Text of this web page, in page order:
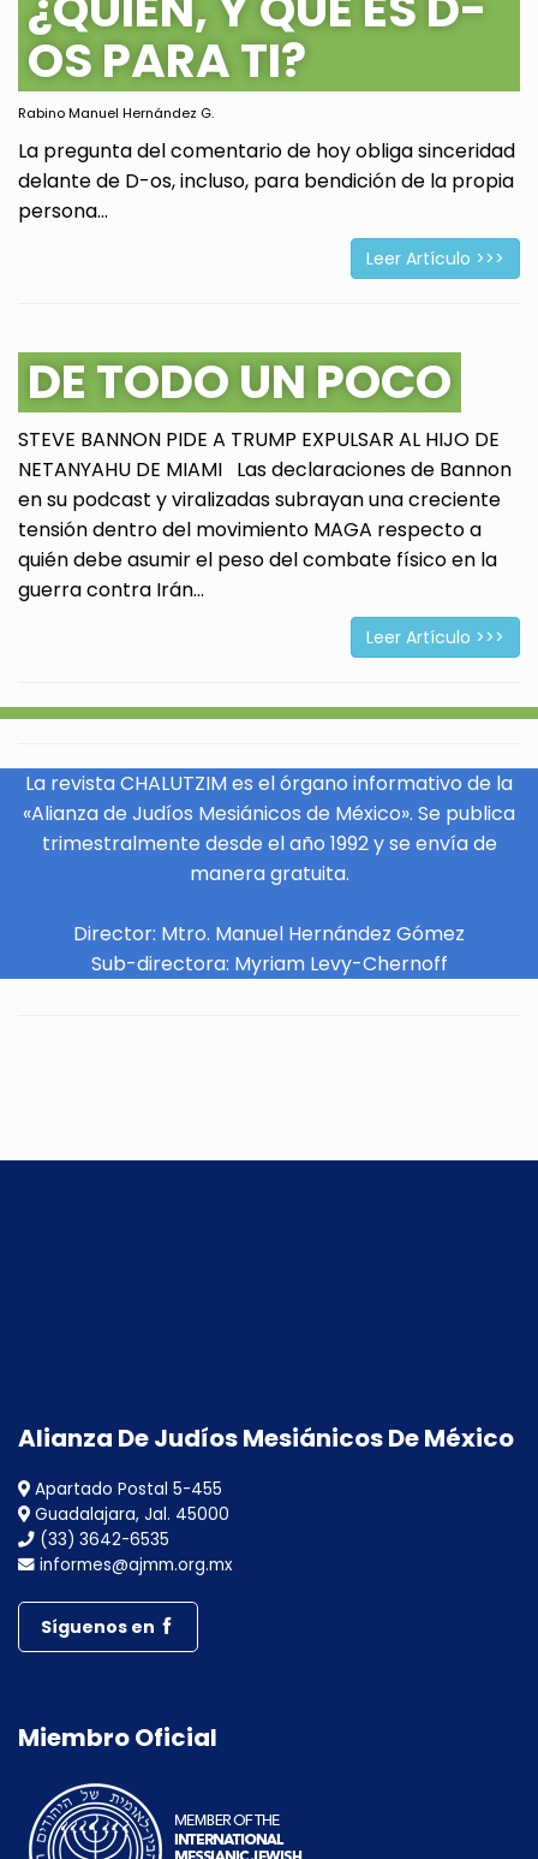
OS PARA TI?
Rabino Manuel Hernández G.
La pregunta del comentario de hoy obliga sinceridad
delante de D-os, incluso, para bendición de la propia
persona...
Leer Artículo >>>
DE TODO UN POCO
STEVE BANNON PIDE A TRUMP EXPULSAR AL HIJO DE
NETANYAHU DE MIAMI Las declaraciones de Bannon
en su podcast y viralizadas subrayan una creciente
tensión dentro del movimiento MAGA respecto a
quién debe asumir el peso del combate físico en la
guerra contra Irán...
Leer Artículo >>>
La revista CHALUTZIM es el órgano informativo de la
«Alianza de Judíos Mesiánicos de México». Se publica
trimestralmente desde el año 1992 y se envía de
manera gratuita.
Director: Mtro. Manuel Hernández Gómez
Sub-directora: Myriam Levy-Chernoff
Alianza De Judíos Mesiánicos De México
Apartado Postal 5-455
Guadalajara, Jal. 45000
(33) 3642-6535
informes@ajmm.org.mx
Síguenos en
Miembro Oficial